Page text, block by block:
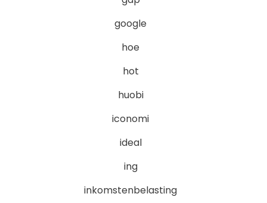
google
hoe
hot
huobi
iconomi
ideal
ing
inkomstenbelasting